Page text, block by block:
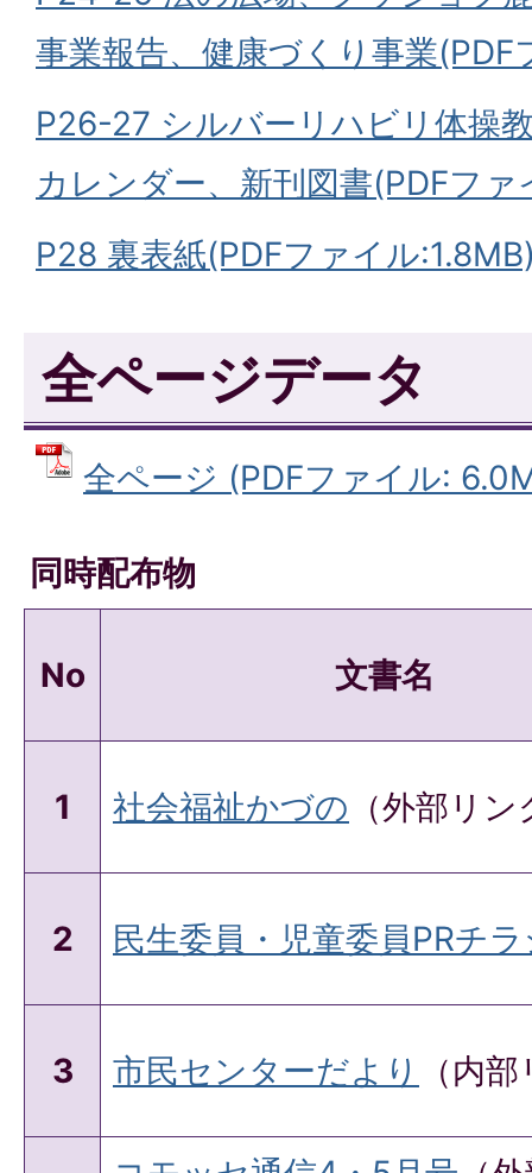
事業報告、健康づくり事業(PDF
P26-27 シルバーリハビリ体操
カレンダー、新刊図書(PDFファ
P28 裏表紙(PDFファイル
全ページデータ
全ページ (PDFファイル:
同時配布物
No 文書名
1 社会福祉かづの （外部リ
2 民生委員・児童委員PRチ
3 市民センターだより （内